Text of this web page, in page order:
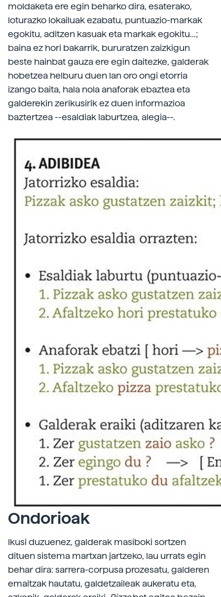
moldaketa ere egin beharko dira, esaterako,
loturazko lokailuak ezabatu, puntuazio-markak
egokitu, aditzen kasuak eta markak egokitu...;
baina ez hori bakarrik, bururatzen zaizkigun
beste hainbat gauza ere egin daitezke, galderak
hobetzea helburu duen lan oro ongi etorria
izango baita, hala nola anaforak ebaztea eta
galderekin zerikusirik ez duen informazioa
baztertzea --esaldiak laburtzea, alegia--.
Ondorioak
Ikusi duzuenez, galderak masiboki sortzen
dituen sistema martxan jartzeko, lau urrats egin
behar dira: sarrera-corpusa prozesatu, galderen
emaitzak hautatu, galdetzaileak aukeratu eta,